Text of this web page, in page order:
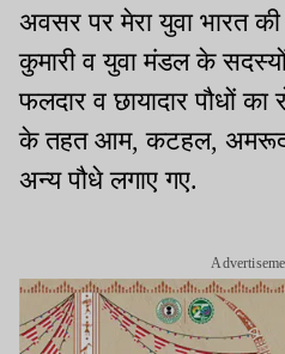
अवसर पर मेरा युवा भारत
कुमारी व युवा मंडल के
फलदार व छायादार पौधों का
के तहत आम, कटहल,
अन्य पौधे लगाए गए.